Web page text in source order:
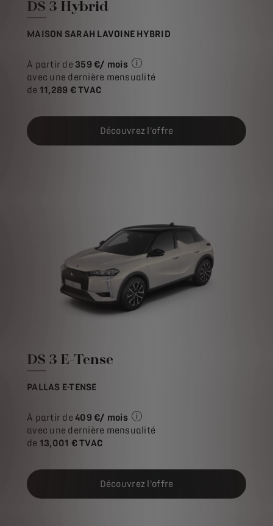
DS 3 Hybrid
MAISON SARAH LAVOINE HYBRID
À partir de 359 €/ mois
Exemple illustratif du produit
avec une dernière mensualité
de 11,289 € TVAC
Découvrez l'offre
DS 3 E-Tense
PALLAS E-TENSE
À partir de 409 €/ mois
Exemple illustratif du produit
avec une dernière mensualité
de 13,001 € TVAC
Découvrez l'offre